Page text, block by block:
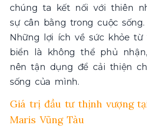
chúng ta kết nối với thiên
sự cân bằng trong cuộc sống.
Những lợi ích về sức khỏe từ
biển là không thể phủ
nên tận dụng để cải thiện
sống của mình.
Giá trị đầu tư thịnh vượng
Maris Vũng Tàu